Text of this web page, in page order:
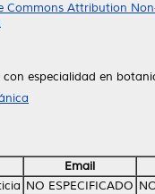
Commons Attribution
especialidad en
Email
NO ESPECIFICADO